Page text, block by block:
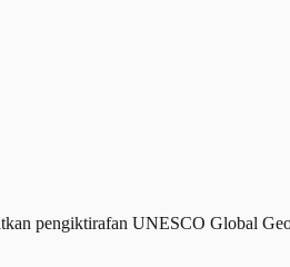
pengiktirafan UNESCO Global